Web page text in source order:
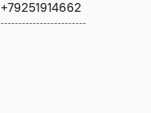
+79251914662
------------------------